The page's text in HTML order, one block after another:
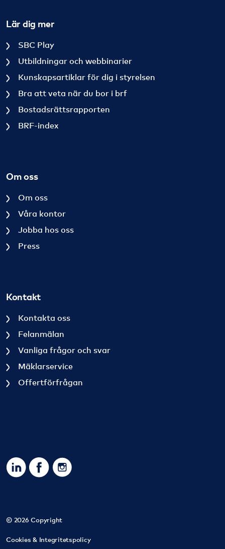
Lär dig mer
SBC Play
Utbildningar och webbinarier
Kunskapsartiklar för dig i styrelsen
Bra att veta när du bor i brf
Bostadsrättsrapporten
BRF-index
Om oss
Om oss
Våra kontor
Jobba hos oss
Press
Kontakt
Kontakta oss
Felanmälan
Vanliga frågor och svar
Mäklarservice
Offertförfrågan
© 2026 Copyright
Cookies & Integritetspolicy